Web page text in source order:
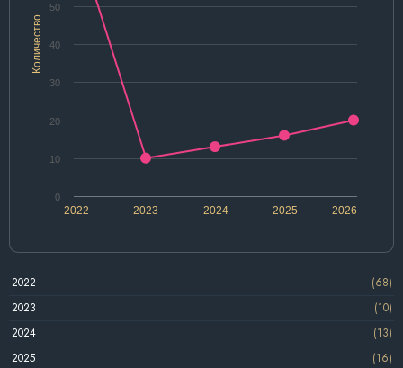
Количество
2022 2024 2026
2023 2025
0
10
20
30
40
50
2022
(68)
2023
(10)
2024
(13)
2025
(16)